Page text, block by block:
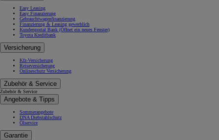
Easy Leasing
Easy Finanzierung
Gebrauchtwagenfinanzierung
Finanzierung & Leasing gewerblich
Kundenportal Bank (Öffnet ein neues Fenster)
Toyota Kreditbank
Versicherung
Kfz-Versicherung
Reiseversicherung
Onlineschutz Versicherung
Zubehör & Service
Zubehör & Service
Angebote & Tipps
Sommerangebote
DNA Diebstahlschutz
Ölservice
Garantie